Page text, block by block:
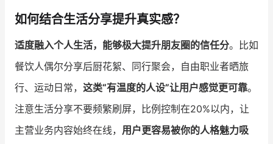
如何结合生活分享提升真实感？
适度融入个人生活，能够极大提升朋友圈的信任分。比如
餐饮人偶尔分享后厨花絮、同行聚会，自由职业者晒旅
行、运动日常， 这类“有温度的人设”让用户感觉更可靠。
注意生活分享不要频繁刷屏，比例控制在20%以内，让
主营业务内容始终在线， 用户更容易被你的人格魅力吸